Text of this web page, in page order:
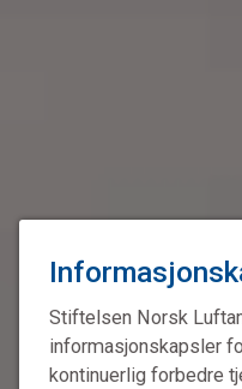
Stiftelsen Norsk
informasjonskapsler
kontinuerlig forbedre